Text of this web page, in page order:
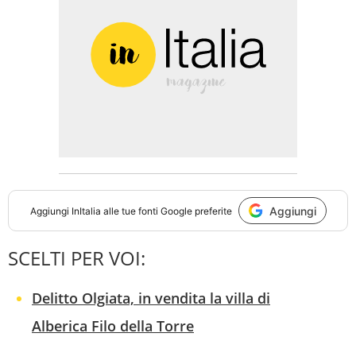
Aggiungi InItalia alle tue fonti Google preferite Aggiungi
SCELTI PER VOI:
Delitto Olgiata, in vendita la villa di
Alberica Filo della Torre